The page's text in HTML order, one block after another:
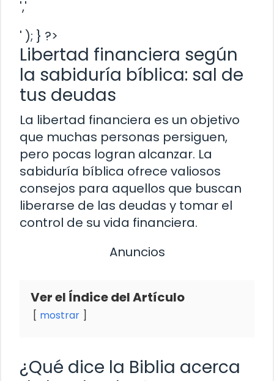
','
' ); } ?>
Libertad financiera según
la sabiduría bíblica: sal de
tus deudas
La libertad financiera es un objetivo
que muchas personas persiguen,
pero pocas logran alcanzar. La
sabiduría bíblica ofrece valiosos
consejos para aquellos que buscan
liberarse de las deudas y tomar el
control de su vida financiera.
Anuncios
Ver el Índice del Artículo
mostrar
¿Qué dice la Biblia acerca